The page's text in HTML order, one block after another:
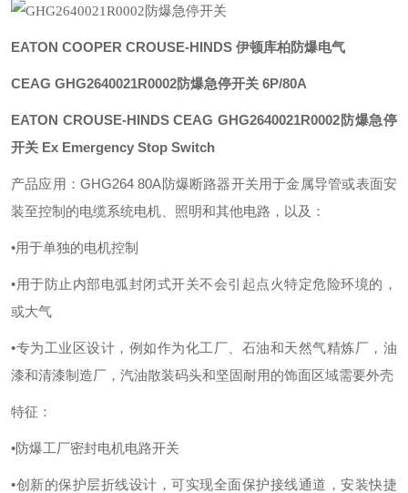
EATON COOPER CROUSE-HINDS 伊顿库柏防爆电气
CEAG GHG2640021R0002防爆急停开关 6P/80A
EATON CROUSE-HINDS CEAG GHG2640021R0002防爆急停
开关 Ex Emergency Stop Switch
产品应用：GHG264 80A防爆断路器开关用于金属导管或表面安
装至控制的电缆系统电机、照明和其他电路，以及：
•用于单独的电机控制
•用于防止内部电弧封闭式开关不会引起点火特定危险环境的，
或大气
•专为工业区设计，例如作为化工厂、石油和天然气精炼厂，油
漆和清漆制造厂，汽油散装码头和坚固耐用的饰面区域需要外壳
特征：
•防爆工厂密封电机电路开关
•创新的保护层折线设计，可实现全面保护接线通道，安装快捷